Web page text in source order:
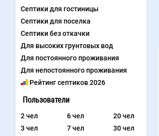
Септики для гостиницы
Септики для поселка
Септики без откачки
Для высоких грунтовых вод
Для постоянного проживания
Для непостоянного проживания
Рейтинг септиков 2026
Пользователи
2 чел
3 чел
6 чел
7 чел
20 чел
30 чел